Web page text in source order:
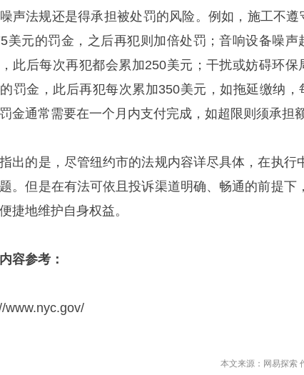
声法规还是得承担被处罚的风险。例如，施工不遵
美元的罚金，之后再犯则加倍处罚；音响设备噪声
此后每次再犯都会累加250美元；干扰或妨碍环
罚金，此后再犯每次累加350美元，如拖延缴纳
金通常需要在一个月内支付完成，如超限则须承担
出的是，尽管纽约市的法规内容详尽具体，在执行
。但是在有法可依且投诉渠道明确、畅通的前提下
捷地维护自身权益。
容参考：
www.nyc.gov/
本文来源：网易探索